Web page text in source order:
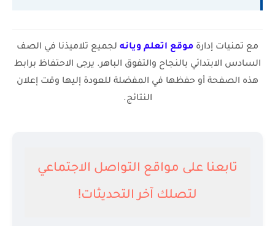
مع تمنيات إدارة موقع اتعلم ويانه لجميع تلاميذنا في الصف
السادس الابتدائي بالنجاح والتفوق الباهر. يرجى الاحتفاظ برابط
هذه الصفحة أو حفظها في المفضلة للعودة إليها وقت إعلان
النتائج.
تابعنا على مواقع التواصل الاجتماعي
لتصلك آخر التحديثات!